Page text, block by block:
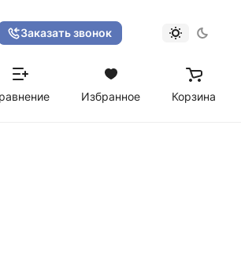
Заказать звонок
Избранное Корзина